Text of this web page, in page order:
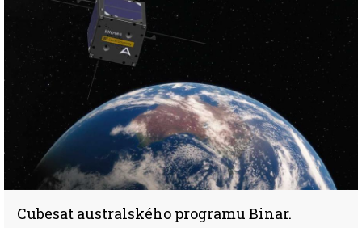
Cubesat australského programu Binar.